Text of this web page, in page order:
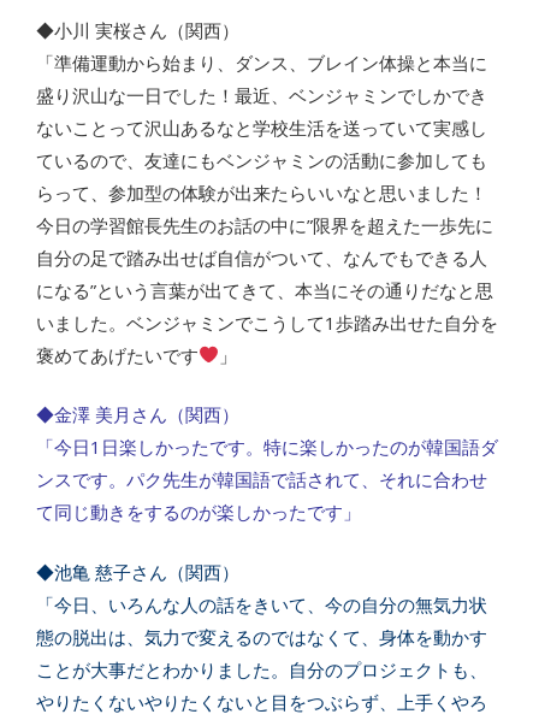
◆小川 実桜さん（関西）
「準備運動から始まり、ダンス、ブレイン体操と本当に
盛り沢山な一日でした！最近、ベンジャミンでしかでき
ないことって沢山あるなと学校生活を送っていて実感し
ているので、友達にもベンジャミンの活動に参加しても
らって、参加型の体験が出来たらいいなと思いました！
今日の学習館長先生のお話の中に”限界を超えた一歩先に
自分の足で踏み出せば自信がついて、なんでもできる人
になる”という言葉が出てきて、本当にその通りだなと思
いました。ベンジャミンでこうして1歩踏み出せた自分を
褒めてあげたいです
」
◆金澤 美月さん（関西）
「今日1日楽しかったです。特に楽しかったのが韓国語ダ
ンスです。パク先生が韓国語で話されて、それに合わせ
て同じ動きをするのが楽しかったです」
◆池亀 慈子さん（関西）
「今日、いろんな人の話をきいて、今の自分の無気力状
態の脱出は、気力で変えるのではなくて、身体を動かす
ことが大事だとわかりました。自分のプロジェクトも、
やりたくないやりたくないと目をつぶらず、上手くやろ